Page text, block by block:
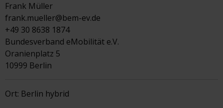
Frank Müller
frank.mueller@bem-ev.de
+49 30 8638 1874
Bundesverband eMobilität e.V.
Oranienplatz 5
10999 Berlin
Ort: Berlin hybrid